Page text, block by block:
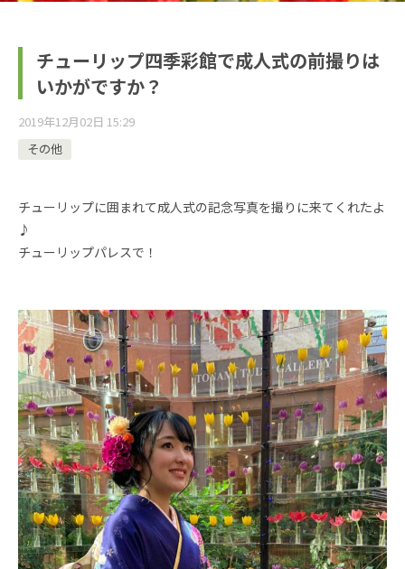
チューリップ四季彩館で成人式の前撮りは
いかがですか？
2019年12月02日 15:29
その他
チューリップに囲まれて成人式の記念写真を撮りに来てくれたよ
♪
チューリップパレスで！